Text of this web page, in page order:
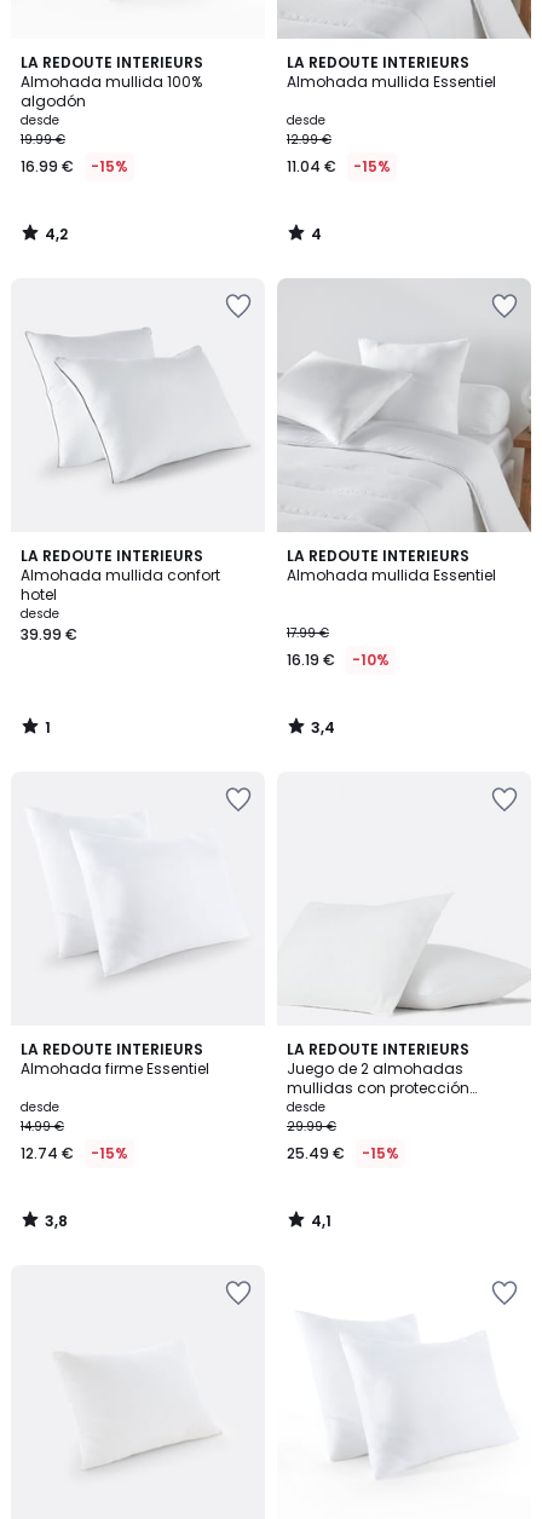
LA REDOUTE INTERIEURS
Almohada mullida 100%
algodón
desde
19.99 €
16.99 € -15%
4,2
/ 5
4,2
/
LA REDOUTE INTERIEURS
Almohada mullida Essentiel
desde
12.99 €
11.04 € -15%
4
/
4
/
LA REDOUTE INTERIEURS
Almohada mullida confort
hotel
desde
39.99 €
1
/
5
1
/
LA REDOUTE INTERIEURS
Almohada mullida Essentiel
17.99 €
16.19 € -10%
3,4
/ 5
3,4
/
LA REDOUTE INTERIEURS
Almohada firme Essentiel
desde
14.99 €
12.74 € -15%
3,8
/ 5
3,8
/
LA REDOUTE INTERIEURS
Juego de 2 almohadas
mullidas con protección
antiácaros
desde
29.99 €
25.49 € -15%
4,1
/ 5
4,1
/